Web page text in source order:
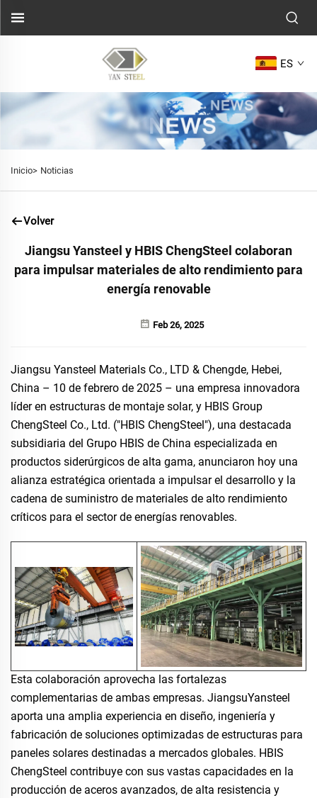
ES
Inicio> Noticias
Volver
Jiangsu Yansteel y HBIS ChengSteel colaboran
para impulsar materiales de alto rendimiento para
energía renovable
Feb 26, 2025
Jiangsu Yansteel Materials Co., LTD & Chengde, Hebei,
China – 10 de febrero de 2025 – una empresa innovadora
líder en estructuras de montaje solar, y HBIS Group
ChengSteel Co., Ltd. ("HBIS ChengSteel"), una destacada
subsidiaria del Grupo HBIS de China especializada en
productos siderúrgicos de alta gama, anunciaron hoy una
alianza estratégica orientada a impulsar el desarrollo y la
cadena de suministro de materiales de alto rendimiento
críticos para el sector de energías renovables.
Esta colaboración aprovecha las fortalezas
complementarias de ambas empresas. JiangsuYansteel
aporta una amplia experiencia en diseño, ingeniería y
fabricación de soluciones optimizadas de estructuras para
paneles solares destinadas a mercados globales. HBIS
ChengSteel contribuye con sus vastas capacidades en la
producción de aceros avanzados, de alta resistencia y